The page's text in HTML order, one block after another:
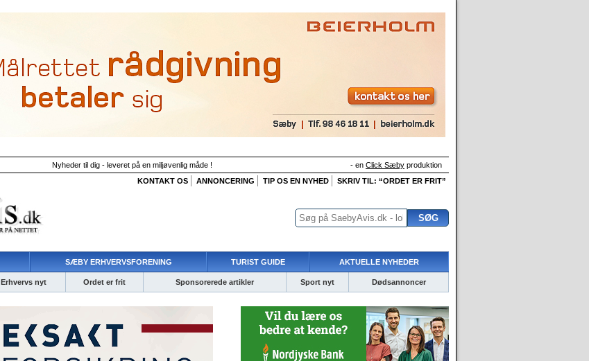
Nyheder til dig - leveret på en miljøvenlig måde ! - en Click Sæby produktion
KONTAKT OS
ANNONCERING TIP OS EN NYHED SKRIV TIL: “ORDET ER FRIT”
SÆBY ERHVERVSFORENING TURIST GUIDE AKTUELLE NYHEDER
Erhvervs nyt Ordet er frit Sponsorerede artikler Sport nyt Dødsannoncer